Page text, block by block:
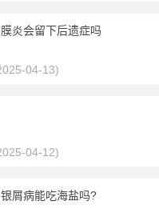
炎会留下后遗症吗
04-13)
04-12)
屑病能吃海盐吗?